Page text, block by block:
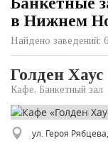
в Нижнем
Найдено заведений:
Голден
Кафе, Банкетный зал
ул. Героя